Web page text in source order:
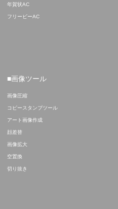
年賀状AC
フリービーAC
■画像ツール
画像圧縮
コピースタンプツール
アート画像作成
顔差替
画像拡大
空置換
切り抜き